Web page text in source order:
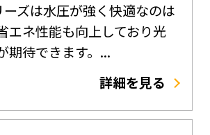
ズは水圧が強く快適なのは
エネ性能も向上しており光
期待できます。...
詳細を見る